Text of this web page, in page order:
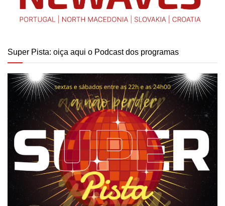
Super Pista: oiça aqui o Podcast dos programas